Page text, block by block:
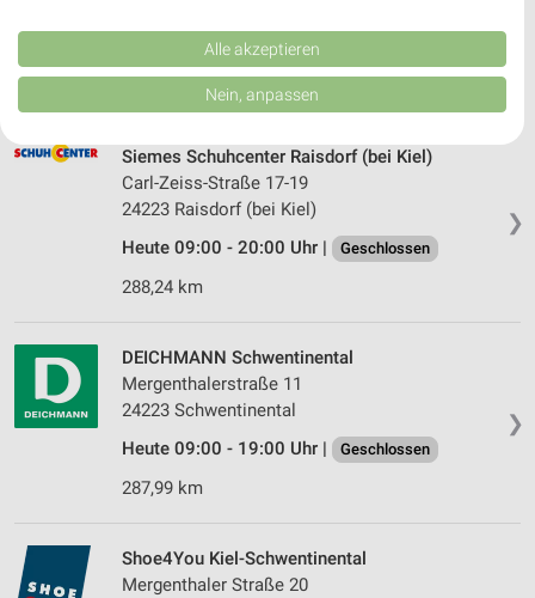
Heute 09:00 - 20:00 Uhr |
❯
Siemes Schuhcenter Raisdorf (bei Kiel)
Carl-Zeiss-Straße 17-19
24223 Raisdorf (bei Kiel)
Heute 09:00 - 20:00 Uhr |
Geschlossen
288,24 km
❯
DEICHMANN Schwentinental
Mergenthalerstraße 11
24223 Schwentinental
Heute 09:00 - 19:00 Uhr |
Geschlossen
287,99 km
Shoe4You Kiel-Schwentinental
Mergenthaler Straße 20
Kombinationen von Daten aus verschiedenen Quellen. Entwicklung und
Verbesserung der Angebote. Verwendung reduzierter Daten zur Auswahl
von Inhalten.
Daten können außerhalb der Europäischen Union weitergegeben und in die
Website/App.
Partnerliste anzeigen (1 IAB-Anbieter)
Wir nutzen Ihre Daten für folgende Zwecke:
IAB-Verarbeitungszwecke:
Speichern von oder Zugriff auf Informationen
auf einem Endgerät
Verwendung reduzierter Daten zur Auswahl von
Werbeanzeigen
Erstellung von Profilen für personalisierte
Verwendung von Profilen zur Auswahl
Erstellung von Profilen zur Personalisierung
von Inhalten
Alle akzeptieren
Nein, anpassen